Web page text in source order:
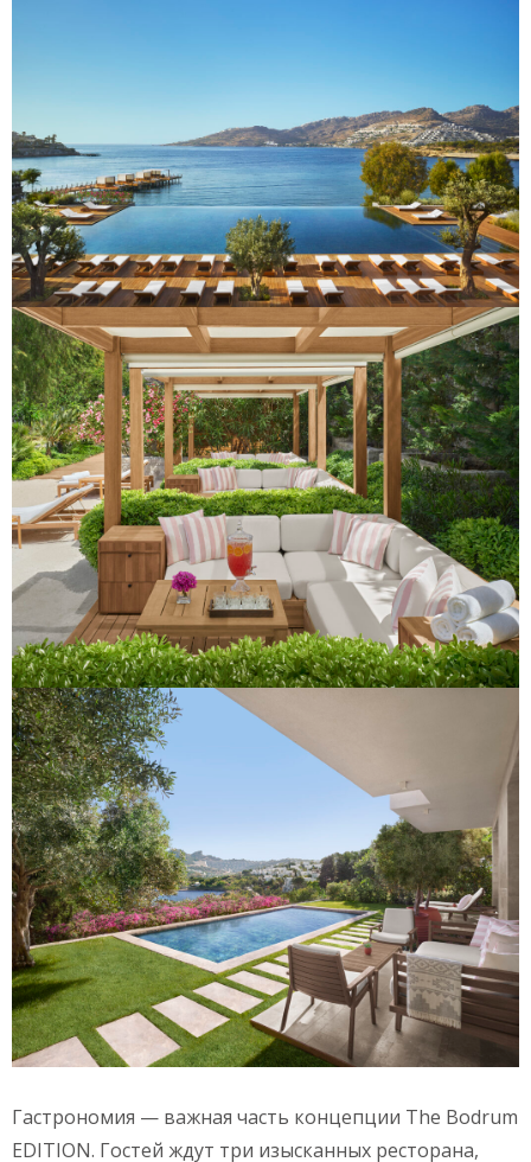
Гастрономия — важная часть концепции The Bodrum
EDITION. Гостей ждут три изысканных ресторана,